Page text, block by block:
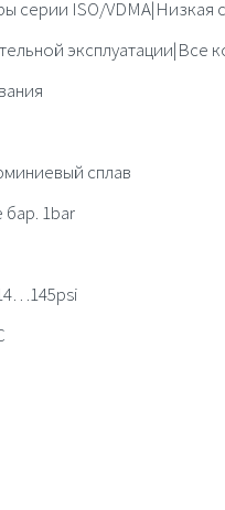
серии ISO/VDMA|Низкая
сплав
1bar